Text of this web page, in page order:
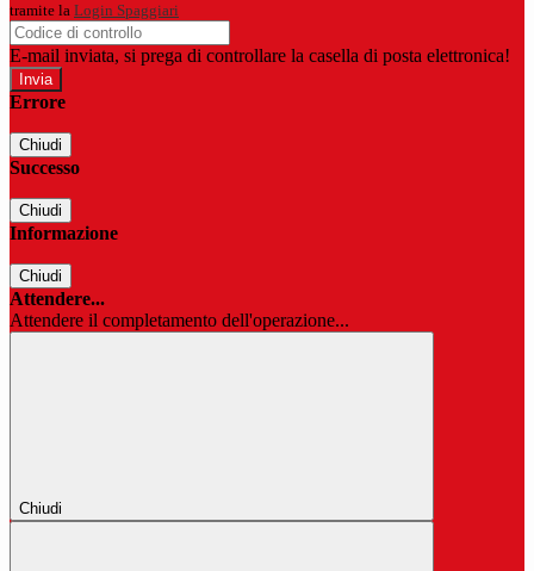
tramite la Login Spaggiari
E-mail inviata, si prega di controllare la casella di posta elettronica!
Errore
Chiudi
Successo
Chiudi
Informazione
Chiudi
Attendere...
Attendere il completamento dell'operazione...
Chiudi